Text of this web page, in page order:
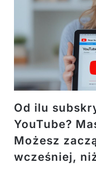
Od ilu
YouTube?
Możesz
wcześniej,